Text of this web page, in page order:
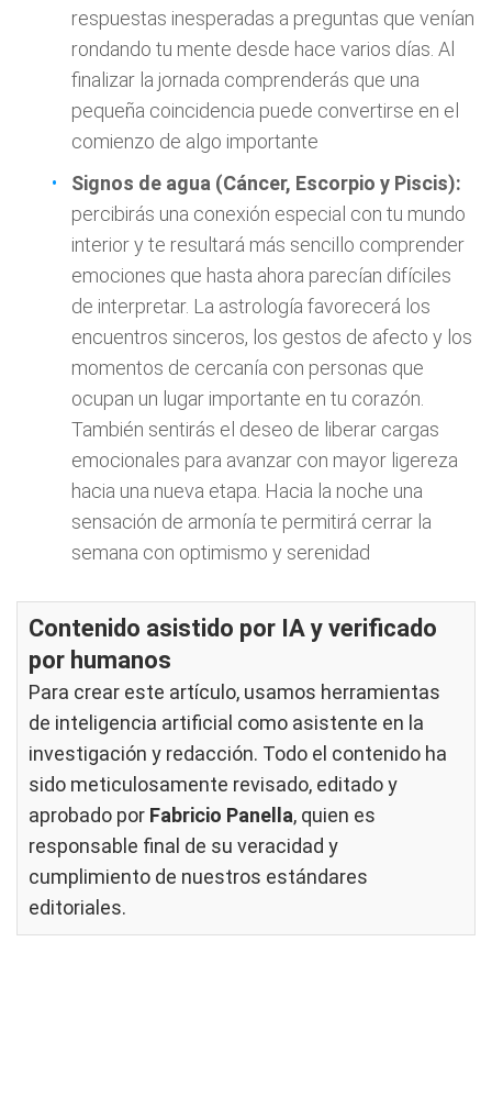
respuestas inesperadas a preguntas que venían
rondando tu mente desde hace varios días. Al
finalizar la jornada comprenderás que una
pequeña coincidencia puede convertirse en el
comienzo de algo importante
Signos de agua (Cáncer, Escorpio y Piscis):
percibirás una conexión especial con tu mundo
interior y te resultará más sencillo comprender
emociones que hasta ahora parecían difíciles
de interpretar. La astrología favorecerá los
encuentros sinceros, los gestos de afecto y los
momentos de cercanía con personas que
ocupan un lugar importante en tu corazón.
También sentirás el deseo de liberar cargas
emocionales para avanzar con mayor ligereza
hacia una nueva etapa. Hacia la noche una
sensación de armonía te permitirá cerrar la
semana con optimismo y serenidad
Contenido asistido por IA y verificado
por humanos
Para crear este artículo, usamos herramientas
de inteligencia artificial como asistente en la
investigación y redacción. Todo el contenido ha
sido meticulosamente revisado, editado y
aprobado por Fabricio Panella, quien es
responsable final de su veracidad y
cumplimiento de nuestros estándares
editoriales.